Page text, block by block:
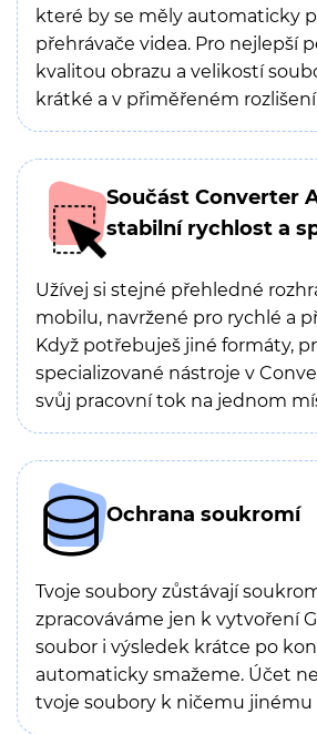
které by se měly automaticky
přehrávače videa. Pro nejlepší
kvalitou obrazu a velikostí
krátké a v přiměřeném
Součást Converter
stabilní rychlost a
Užívej si stejné přehledné
mobilu, navržené pro rychlé a
Když potřebuješ jiné formáty,
specializované nástroje v
svůj pracovní tok na jednom
Ochrana soukromí
Tvoje soubory zůstávají
zpracováváme jen k vytvoření
soubor i výsledek krátce po
automaticky smažeme. Účet
tvoje soubory k ničemu jinému